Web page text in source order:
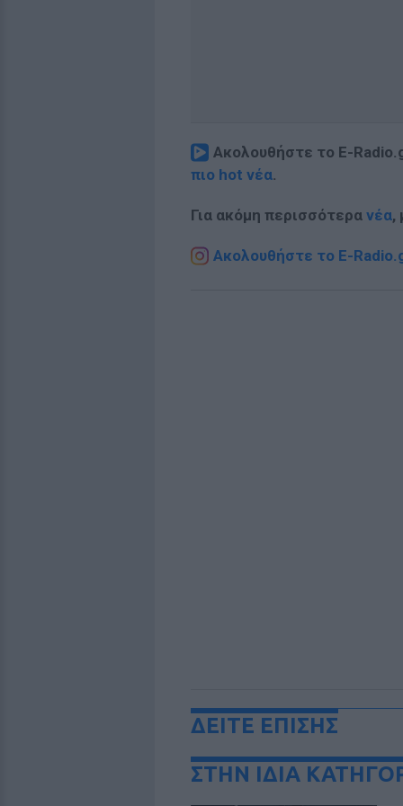
Ακολουθήστε το E-
πιο hot νέα.
Για ακόμη περισσότερα νέα,
Ακολουθήστε το E-
ΔΕΙΤΕ ΕΠΙΣΗΣ
ΣΤΗΝ ΙΔΙΑ